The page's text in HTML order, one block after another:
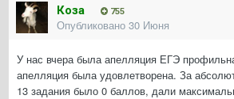
Коза 755
Опубликовано 30 Июня
У нас вчера была апелляция ЕГЭ
апелляция была удовлетворена. За
13 задания было 0 баллов, дали